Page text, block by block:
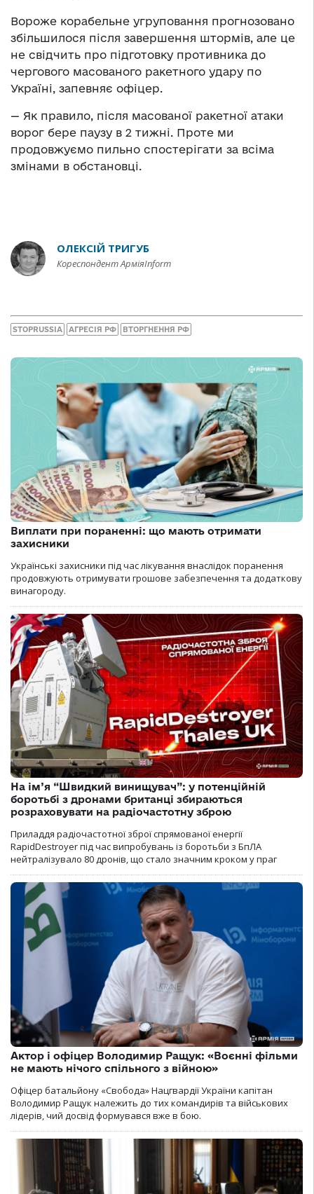
Вороже корабельне угруповання прогнозовано
збільшилося після завершення штормів, але це
не свідчить про підготовку противника до
чергового масованого ракетного удару по
Україні, запевняє офіцер.
— Як правило, після масованої ракетної атаки
ворог бере паузу в 2 тижні. Проте ми
продовжуємо пильно спостерігати за всіма
змінами в обстановці.
ОЛЕКСІЙ ТРИГУБ
Кореспондент АрміяInform
STOPRUSSIA АГРЕСІЯ РФ ВТОРГНЕННЯ РФ
Виплати при пораненні: що мають отримати
захисники
Українські захисники під час лікування внаслідок поранення
продовжують отримувати грошове забезпечення та додаткову
винагороду.
На ім’я “Швидкий винищувач”: у потенційній
боротьбі з дронами британці збираються
розраховувати на радіочастотну зброю
Приладдя радіочастотної зброї спрямованої енергії
RapidDestroyer під час випробувань із боротьби з БпЛА
нейтралізувало 80 дронів, що стало значним кроком у праг
Актор і офіцер Володимир Ращук: «Воєнні фільми
не мають нічого спільного з війною»
Офіцер батальйону «Свобода» Нацгвардії України капітан
Володимир Ращук належить до тих командирів та військових
лідерів, чий досвід формувався вже в бою.